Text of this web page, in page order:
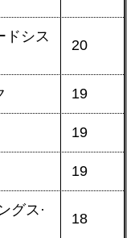
ドシス
20
19
19
19
グス·
18